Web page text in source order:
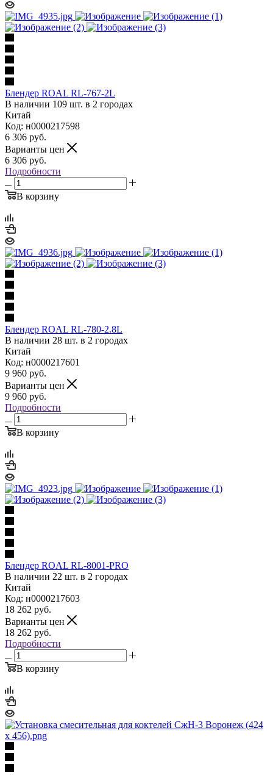
Блендер ROAL RL-767-2L
В наличии 109 шт. в 2 городах
Китай
Код: н0000217598
6 306 руб.
Варианты цен
6 306 руб.
Подробности
В корзину
Блендер ROAL RL-780-2.8L
В наличии 28 шт. в 2 городах
Китай
Код: н0000217601
9 960 руб.
Варианты цен
9 960 руб.
Подробности
В корзину
Блендер ROAL RL-8001-PRO
В наличии 22 шт. в 2 городах
Китай
Код: н0000217603
18 262 руб.
Варианты цен
18 262 руб.
Подробности
В корзину